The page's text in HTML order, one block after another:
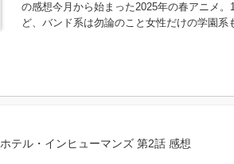
の感想今月から始まった2025年の春アニメ
ど、バンド系は勿論のこと女性だけの学園系
ホテル・インヒューマンズ 第2話 感想